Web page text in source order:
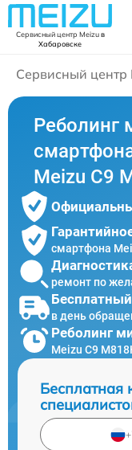
Сервисный центр Meizuв
Хабаровске
Сервисный центр
Реболинг
Meizu C9
смартфона
ремонт по
в день
Реболинг
Meizu C9
Бесплатная